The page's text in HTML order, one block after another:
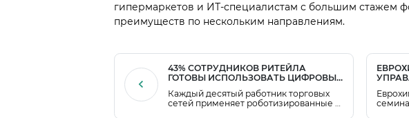
гипермаркетов и ИТ-специалистам с большим стажем
преимуществ по нескольким направлениям.
43% СОТРУДНИКОВ РИТЕЙЛА
ГОТОВЫ ИСПОЛЬЗОВАТЬ ЦИФРОВЫХ
АССИСТЕНТОВ
Каждый десятый работник торговых
сетей применяет роботизированные и